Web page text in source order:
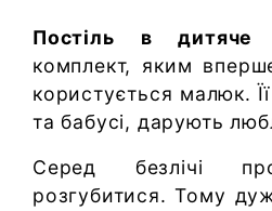
Постіль в дитяче
комплект, яким
користується малюк.
та бабусі, дарують
Серед безлічі
розгубитися. Тому